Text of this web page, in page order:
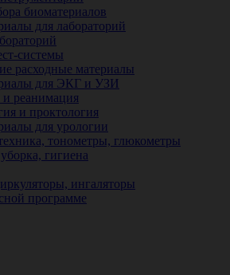
биоматериалов
для лабораторий
системы
расходные материалы
для ЭКГ и УЗИ
и реанимация
и проктология
для урологии
тонометры, глюкометры
гигиена
ингаляторы
программе